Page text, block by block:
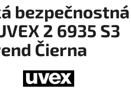
bezpečnostná
2 6935 S3
Čierna